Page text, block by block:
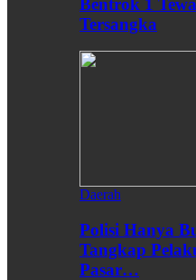
Tersangka
Daerah
Polisi Hanya
Tangkap
Pasar…